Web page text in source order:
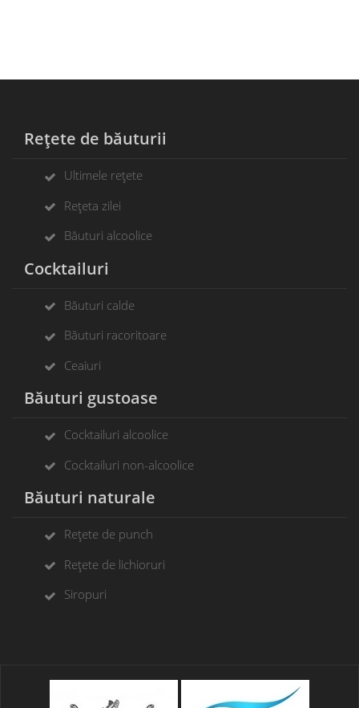
Rețete de băuturii
Ultimele rețete
Rețeta zilei
Băuturi alcoolice
Cocktailuri
Băuturi calde
Băuturi racoritoare
Ceaiuri
Băuturi gustoase
Cocktailuri alcoolice
Cocktailuri non-alcoolice
Băuturi naturale
Rețete de punch
Rețete de lichioruri
Siropuri